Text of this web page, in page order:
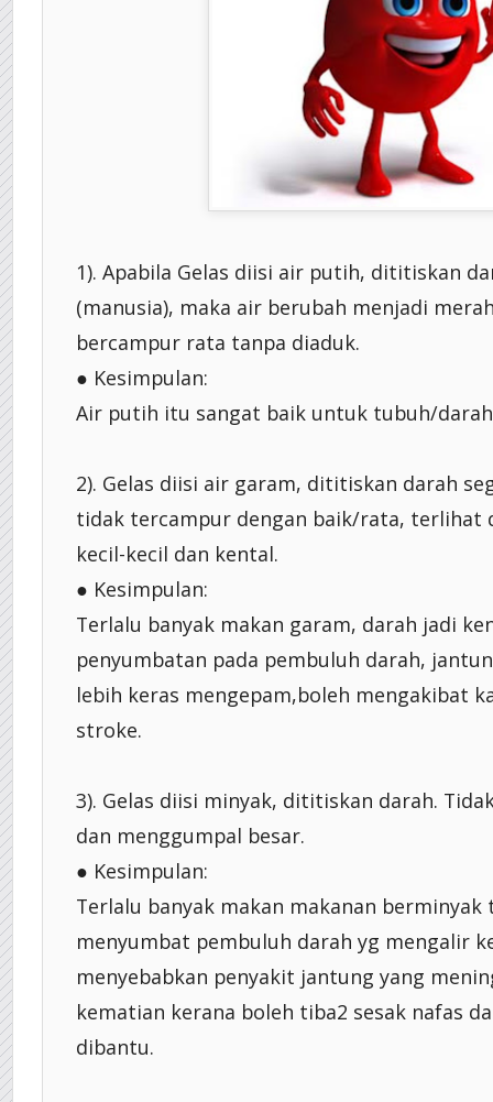
1). Apabila Gelas diisi air putih, dititiskan
(manusia), maka air berubah menjadi
bercampur rata tanpa diaduk.
● Kesimpulan:
Air putih itu sangat baik untuk tubuh/
2). Gelas diisi air garam, dititiskan darah
tidak tercampur dengan baik/rata, terlihat
kecil-kecil dan kental.
● Kesimpulan:
Terlalu banyak makan garam, darah jadi
penyumbatan pada pembuluh darah,
lebih keras mengepam,boleh mengakibat
stroke.
3). Gelas diisi minyak, dititiskan darah.
dan menggumpal besar.
● Kesimpulan:
Terlalu banyak makan makanan
menyumbat pembuluh darah yg mengalir
menyebabkan penyakit jantung yang
kematian kerana boleh tiba2 sesak nafas
dibantu.